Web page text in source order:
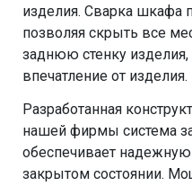
изделия. Сварка шкафа
позволяя скрыть все
заднюю стенку
впечатление от изделия.
Разработанная
нашей фирмы система
обеспечивает
закрытом состоянии.